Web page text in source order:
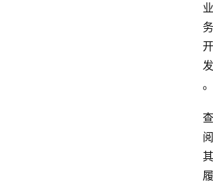
业
务
开
发
。
查
阅
其
履